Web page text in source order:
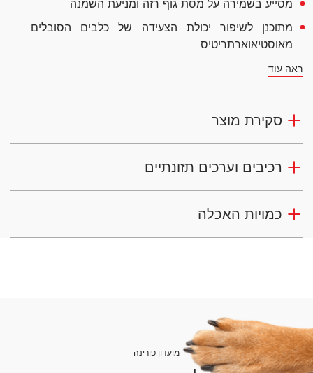
מסייע בשמירה על מסת גוף רזה ומניעת השמנה
מתוכנן לשיפור יכולת הצעידה של כלבים הסובלים
מאוסטיאוארתריטיס
ראה עוד
סקירת מוצר
רכיבים וערכים תזונתיים
כמויות האכלה
מועדון פורינה